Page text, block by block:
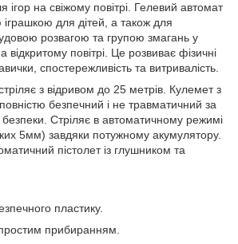
ігор на свіжому повітрі. Гелевий автомат
для дітей, а також для
розвагою та групою змагань у
відкритому повітрі. Це розвиває фізичні
спостережливість та витривалість.
з відривом до 25 метрів. Кулемет з
безпечний і не травматичний за
Стріляє в автоматичному режимі
5мм) завдяки потужному акумулятору.
пістолет із глушником та
пластику.
прибиранням.